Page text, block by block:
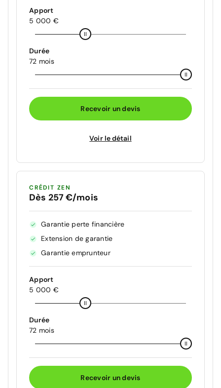
Apport
5 000 €
Durée
72 mois
Recevoir un devis
Voir le détail
CRÉDIT ZEN
Dès 257 €/mois
Garantie perte financière
Extension de garantie
Garantie emprunteur
Apport
5 000 €
Durée
72 mois
Recevoir un devis